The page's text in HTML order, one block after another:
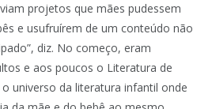
projetos que mães pudessem
e usufruírem de um conteúdo não
diz. No começo, eram
e aos poucos o Literatura de
universo da literatura infantil onde